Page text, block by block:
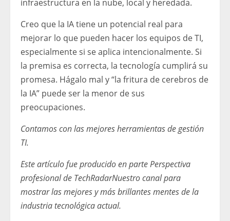
infraestructura en la nube, local y heredada.
Creo que la IA tiene un potencial real para
mejorar lo que pueden hacer los equipos de TI,
especialmente si se aplica intencionalmente. Si
la premisa es correcta, la tecnología cumplirá su
promesa. Hágalo mal y “la fritura de cerebros de
la IA” puede ser la menor de sus
preocupaciones.
Contamos con las mejores herramientas de gestión
TI.
Este artículo fue producido en partePerspectiva
profesional de TechRadarNuestro canal para
mostrar las mejores y más brillantes mentes de la
industria tecnológica actual.